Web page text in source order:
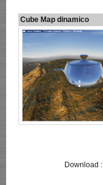
Cube Map dinamico
Download :